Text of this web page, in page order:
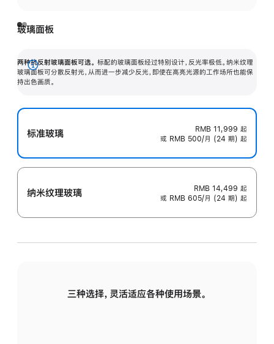
玻璃面板
两种抗反射玻璃面板可选。 标配的玻璃面板经过特别设计，反光率极低。纳米纹理
玻璃面板可分散反射光，从而进一步减少反光，即使在高亮光源的工作场所也能保
持出色画质。
展
开
标准玻璃 RMB 11,999 起
或 RMB 500/月 (24 期) 起
纳米纹理玻璃 RMB 14,499 起
或 RMB 605/月 (24 期) 起
三种选择，灵活适应各种使用场景。